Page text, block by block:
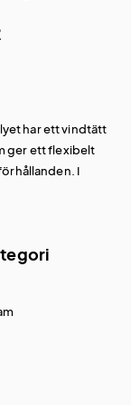
har ett vindtätt
ger ett flexibelt
I